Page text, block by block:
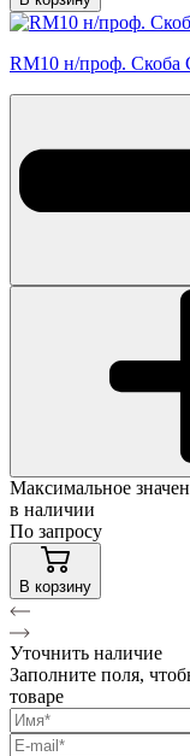
RM10 н/проф. Скоба
Максимальное
в наличии
По запросу
В корзину
Уточнить наличие
Заполните поля,
товаре